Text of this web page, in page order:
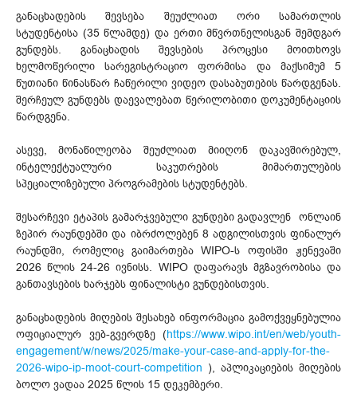
განაცხადების შევსება შეუძლიათ ორი სამართლის
სტუდენტისა (35 წლამდე) და ერთი მწვრთნელისგან შემდგარ
გუნდებს. განაცხადის შევსების პროცესი მოითხოვს
ხელმოწერილი სარეგისტრაციო ფორმისა და მაქსიმუმ 5
წუთიანი წინასწარ ჩაწერილი ვიდეო დასაბუთების წარდგენას.
შერჩეულ გუნდებს დაევალებათ წერილობითი დოკუმენტაციის
წარდგენა.
ასევე, მონაწილეობა შეუძლიათ მიიღონ დაკავშირებულ,
ინტელექტუალური საკუთრების მიმართულების
სპეციალიზებული პროგრამების სტუდენტებს.
შესარჩევი ეტაპის გამარჯვებული გუნდები გადავლენ ონლაინ
ზეპირ რაუნდებში და იბრძოლებენ 8 ადგილისთვის ფინალურ
რაუნდში, რომელიც გაიმართება WIPO-ს ოფისში ჟენევაში
2026 წლის 24-26 ივნისს. WIPO დაფარავს მგზავრობისა და
განთავსების ხარჯებს ფინალისტი გუნდებისთვის.
განაცხადების მიღების შესახებ ინფორმაცია გამოქვეყნებულია
ოფიციალურ ვებ-გვერდზე (https://www.wipo.int/en/web/youth-
engagement/w/news/2025/make-your-case-and-apply-for-the-
2026-wipo-ip-moot-court-competition ), აპლიკაციების მიღების
ბოლო ვადაა 2025 წლის 15 დეკემბერი.